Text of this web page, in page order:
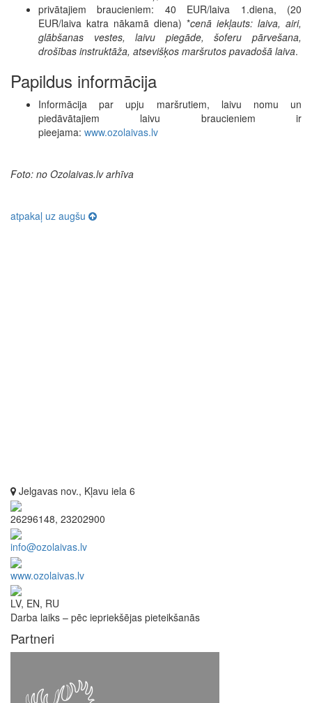
privātajiem braucieniem: 40 EUR/laiva 1.diena, (20
EUR/laiva katra nākamā diena) *cenā iekļauts: laiva, airi,
glābšanas vestes, laivu piegāde, šoferu pārvešana,
drošības instruktāža, atsevišķos maršrutos pavadošā laiva.
Papildus informācija
Informācija par upju maršrutiem, laivu nomu un
piedāvātajiem laivu braucieniem ir
pieejama: www.ozolaivas.lv
Foto: no Ozolaivas.lv arhīva
atpakaļ uz augšu
Jelgavas nov., Kļavu iela 6
26296148, 23202900
info@ozolaivas.lv
www.ozolaivas.lv
LV, EN, RU
Darba laiks – pēc iepriekšējas pieteikšanās
Partneri